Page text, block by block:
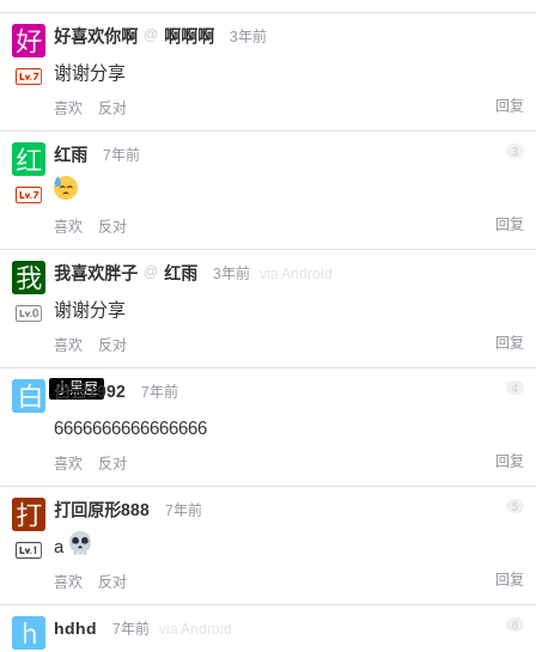
好喜欢你啊 @ 啊啊啊 3年前
谢谢分享
喜欢 反对 回复
红雨 7年前 3
喜欢 反对 回复
我喜欢胖子 @ 红雨 3年前 via Android
谢谢分享
喜欢 反对 回复
小黑屋
白云1992 7年前 4
6666666666666666
喜欢 反对 回复
打回原形888 7年前 5
a
喜欢 反对 回复
hdhd 7年前 via Android